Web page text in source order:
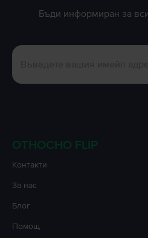
Бъди информиран за
ОТНОСНО FLIP
Контакти
За нас
Блог
Помощ